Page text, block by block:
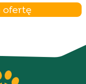
ofertę